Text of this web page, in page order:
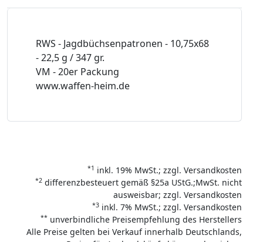
RWS - Jagdbüchsenpatronen - 10,75x68
- 22,5 g / 347 gr.
VM - 20er Packung
www.waffen-heim.de
*1 inkl. 19% MwSt.; zzgl. Versandkosten
*2 differenzbesteuert gemäß §25a UStG.;MwSt. nicht
ausweisbar; zzgl. Versandkosten
*3 inkl. 7% MwSt.; zzgl. Versandkosten
** unverbindliche Preisempfehlung des Herstellers
Alle Preise gelten bei Verkauf innerhalb Deutschlands,